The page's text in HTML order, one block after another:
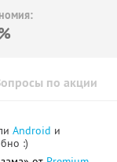
по акции
Android и
:)